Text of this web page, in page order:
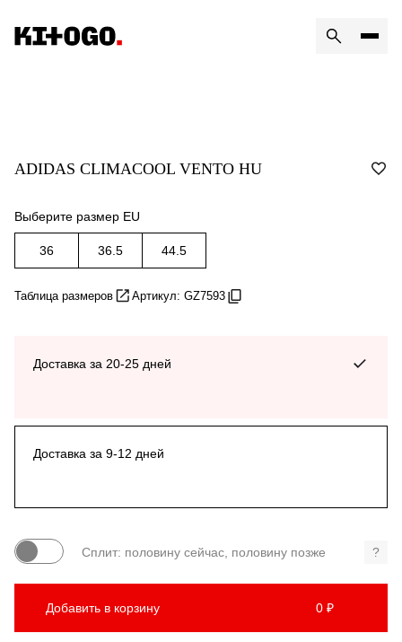
ADIDAS CLIMACOOL VENTO HU
Выберите размер EU
36 36.5 44.5
Таблица размеров Артикул: GZ7593
Доставка за 20-25 дней
Доставка за 9-12 дней
Сплит: половину сейчас, половину позже ?
Добавить в корзину 0 ₽